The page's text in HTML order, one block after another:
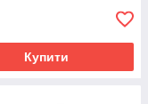
Купити